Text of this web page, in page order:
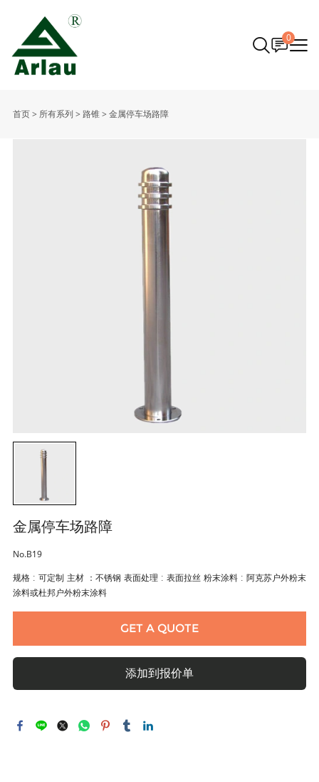
0
首页> 所有系列 > 路锥> 金属停车场路障
金属停车场路障
No.B19
规格 : 可定制 主材 ：不锈钢 表面处理 : 表面拉丝 粉末涂料 : 阿克苏户外粉末
涂料或杜邦户外粉末涂料
GET A QUOTE
添加到报价单